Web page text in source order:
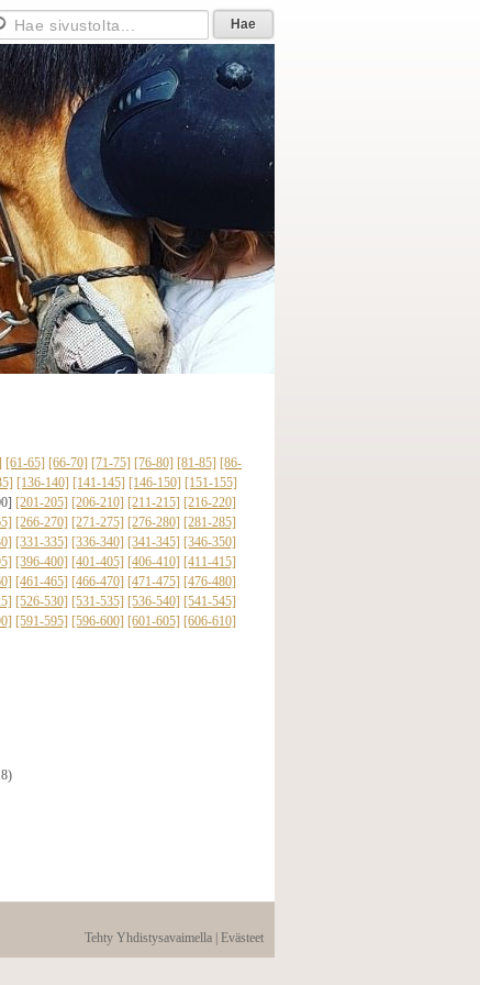
[61-65] [66-70] [71-75] [76-80] [81-85] [86-
[136-140] [141-145] [146-150] [151-155]
[201-205] [206-210] [211-215] [216-220]
[266-270] [271-275] [276-280] [281-285]
[331-335] [336-340] [341-345] [346-350]
[396-400] [401-405] [406-410] [411-415]
[461-465] [466-470] [471-475] [476-480]
[526-530] [531-535] [536-540] [541-545]
[591-595] [596-600] [601-605] [606-610]
Tehty Yhdistysavaimella Evästeet